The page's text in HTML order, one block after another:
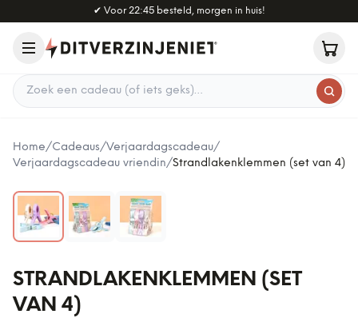
Naar hoofdinhoud
✔ Voor 22:45 besteld, morgen in huis!
Zoek een cadeau
Home/Cadeaus/Verjaardagscadeau/
Verjaardagscadeau vriendin/Strandlakenklemmen (set van 4)
STRANDLAKENKLEMMEN (SET
VAN 4)